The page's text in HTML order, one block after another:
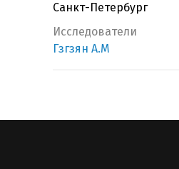
Санкт-Петербург
Исследователи
Гзгзян А.М